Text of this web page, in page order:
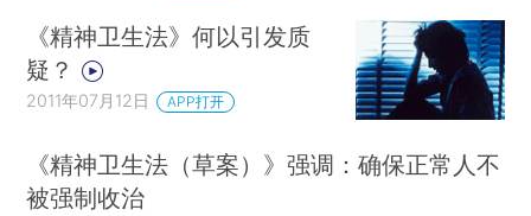
《精神卫生法》何以引发质
疑？
2011年07月12日 APP打开
《精神卫生法（草案）》强调：确保正常人不
被强制收治